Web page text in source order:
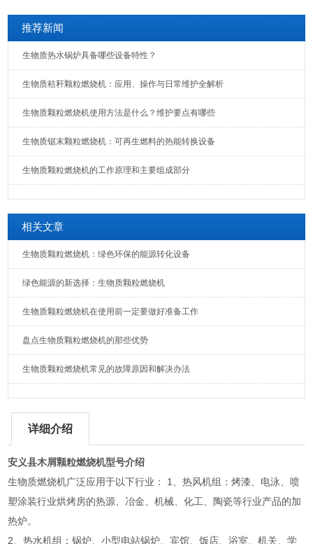
推荐新闻
生物质热水锅炉具备哪些设备特性？
生物质秸秆颗粒燃烧机：应用、操作与日常维护全解析
生物质颗粒燃烧机使用方法是什么？维护要点有哪些
生物质锯末颗粒燃烧机：可再生燃料的热能转换设备
生物质颗粒燃烧机的工作原理和主要组成部分
相关文章
生物质颗粒燃烧机：绿色环保的能源转化设备
绿色能源的新选择：生物质颗粒燃烧机
生物质颗粒燃烧机在使用前一定要做好准备工作
盘点生物质颗粒燃烧机的那些优势
生物质颗粒燃烧机常见的故障原因和解决办法
详细介绍
安义县木屑颗粒燃烧机型号介绍
生物质燃烧机广泛应用于以下行业： 1、热风机组：烤漆、电泳、喷
塑涂装行业烘烤房的热源、冶金、机械、化工、陶瓷等行业产品的加
热炉。
2、热水机组：锅炉、小型电站锅炉、宾馆、饭店、浴室、机关、学